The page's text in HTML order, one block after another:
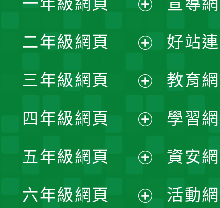
開
選
單
二年級網頁
開
選
單
三年級網頁
開
選
單
四年級網頁
開
選
五年級網頁
六年級網頁
好站
教育
學習
資安
活動